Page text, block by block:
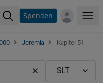
Spenden
Jeremia
Kapitel 51